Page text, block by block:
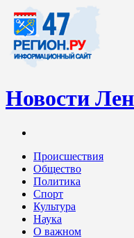
Новости
Ленинградских новостей
Происшествия
Общество
Политика
Спорт
Культура
Наука
О важном